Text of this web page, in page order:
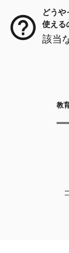
どうや
使える
該当
教